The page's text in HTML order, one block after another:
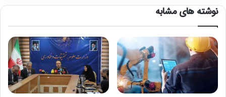
نوشته های مشابه